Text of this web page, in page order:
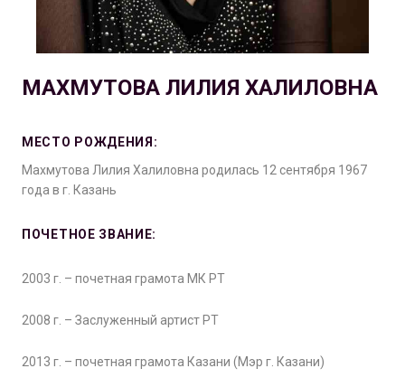
МАХМУТОВА ЛИЛИЯ ХАЛИЛОВНА
МЕСТО РОЖДЕНИЯ:
Махмутова Лилия Халиловна родилась 12 сентября 1967
года в г. Казань
ПОЧЕТНОЕ ЗВАНИЕ:
2003 г. – почетная грамота МК РТ
2008 г. – Заслуженный артист РТ
2013 г. – почетная грамота Казани (Мэр г. Казани)